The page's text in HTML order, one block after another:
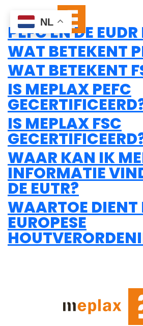
PEFC EN DE EUDR
WAT BETEKENT
WAT BETEKENT
IS MEPLAX PEFC
IS MEPLAX FSC
WAAR KAN IK
INFORMATIE
DE EUTR?
WAARTOE DIENT
EUROPESE
NL